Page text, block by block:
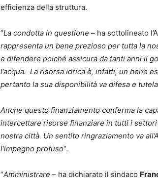
efficienza della struttura.
“La condotta in questione – ha sottolineato
rappresenta un bene prezioso per tutta la
e difendere poiché assicura da tanti anni il
l’acqua. La risorsa idrica è, infatti, un bene
pertanto la sua disponibilità va difesa e
Anche questo finanziamento conferma la
intercettare risorse finanziare in tutti i
nostra città. Un sentito ringraziamento va
l’impegno profuso“.
“Amministrare – ha dichiarato il sindaco